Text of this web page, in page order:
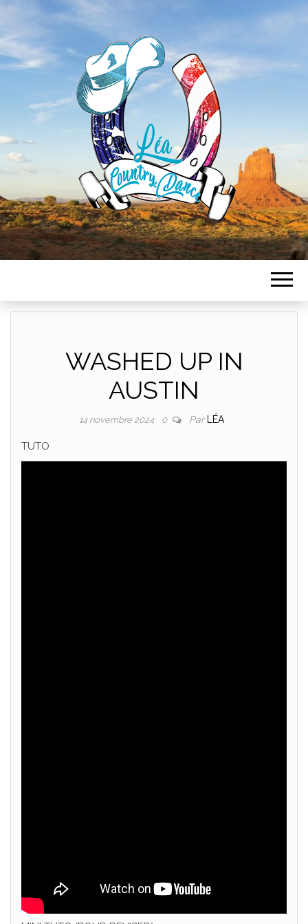
LEA
COUNTRY
DANCE
WASHED UP IN
AUSTIN
14 novembre 2024 0 Par LÉA
TUTO